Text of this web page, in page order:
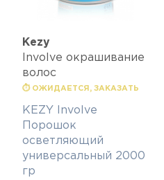
Kezy
Involve окрашивание
волос
⏱ ОЖИДАЕТСЯ, ЗАКАЗАТЬ
KEZY Involve
Порошок
осветляющий
универсальный 2000
гр